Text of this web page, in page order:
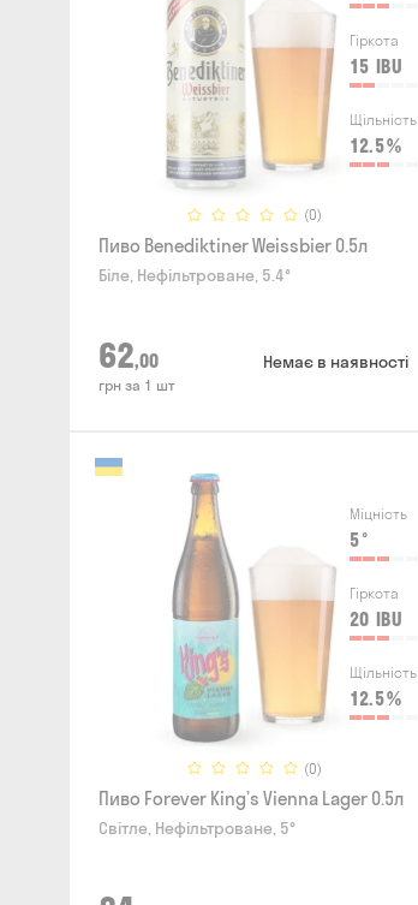
Гіркота
15 IBU
Щільність
12.5%
(0)
Пиво Benediktiner Weissbier 0.5л
Біле, Нефільтроване, 5.4°
62,00
грн за 1 шт
Немає в наявності
Міцність
5°
Гіркота
20 IBU
Щільність
12.5%
(0)
Пиво Forever King’s Vienna Lager 0.5л
Світле, Нефільтроване, 5°